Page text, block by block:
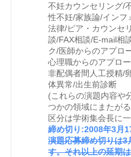
不妊カウンセリング/
性不妊/家族論/インフ
法律/ピア・カウンセ
談/FAX相談/E-mail相
ク/医師からのアプロ
心理職からのアプロ
非配偶者間人工授精/
体異常/出生前診断
(これらの演題内容や
つかの領域にまたが
区分は学術集会長に
締め切り:2008年3月
演題応募締め切りは3
す。それ以上の延期